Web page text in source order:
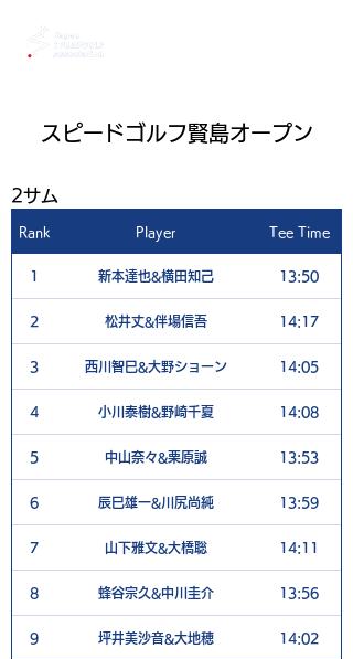
スピードゴルフ賢島オープン
​2サム
Rank Player Tee Time
1 新本達也&横田知己 13:50
2 松井丈&伴場信吾 14:17
3 西川智巳&大野ショーン 14:05
4 小川泰樹&野崎千夏 14:08
5 中山奈々&栗原誠 13:53
6 辰巳雄一&川尻尚純 13:59
7 山下雅文&大橋聡 14:11
8 蜂谷宗久&中川圭介 13:56
9 坪井美沙音&大地穂 14:02